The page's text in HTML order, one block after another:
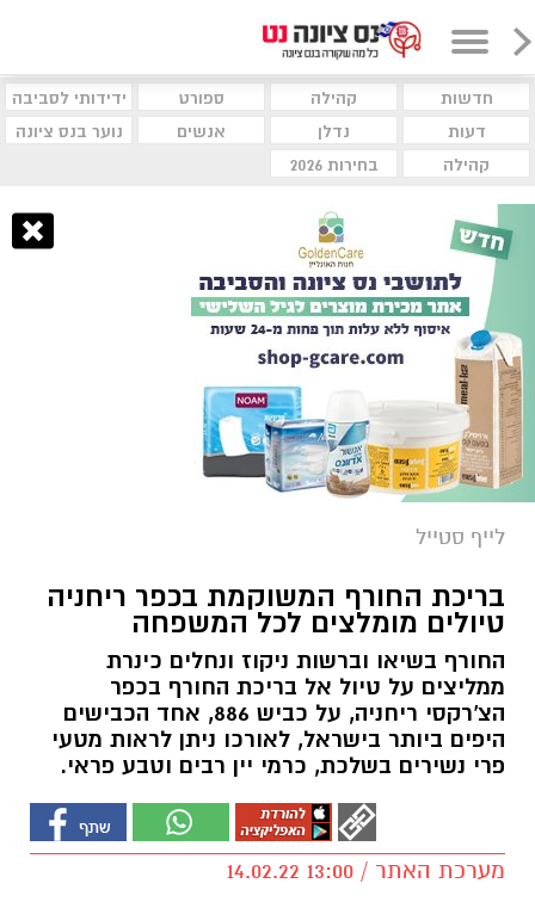
חדשות קהילה ספורט
ידידותי לסביבה
דעות
נדלן אנשים
נוער בנס ציונה
קהילה
בחירות 2026
לייף סטייל
בריכת החורף המשוקמת בכפר ריחניה
טיולים מומלצים לכל המשפחה
החורף בשיאו וברשות ניקוז ונחלים כינרת
ממליצים על טיול אל בריכת החורף בכפר
הצ'רקסי ריחניה, על כביש 886, אחד הכבישים
היפים ביותר בישראל, לאורכו ניתן לראות מטעי
פרי נשירים בשלכת, כרמי יין רבים וטבע פראי.
מערכת האתר / 13:00 14.02.22